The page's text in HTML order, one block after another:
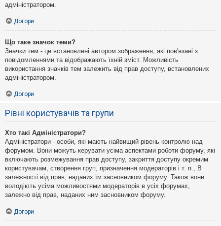
адміністратором.
Догори
Що таке значок теми?
Значки тем - це встановлені автором зображення, які пов'язані з
повідомленнями та відображають їхній зміст. Можливість
використання значків тем залежить від прав доступу, встановлених
адміністратором.
Догори
Рівні користувачів та групи
Хто такі Адміністратори?
Адміністратори - особи, які мають найвищий рівень контролю над
форумом. Вони можуть керувати усіма аспектами роботи форуму, які
включають розмежування прав доступу, закриття доступу окремим
користувачам, створення груп, призначення модераторів і т. п., В
залежності від прав, наданих їм засновником форуму. Також вони
володіють усіма можливостями модераторів в усіх форумах,
залежно від прав, наданих ним засновником форуму.
Догори